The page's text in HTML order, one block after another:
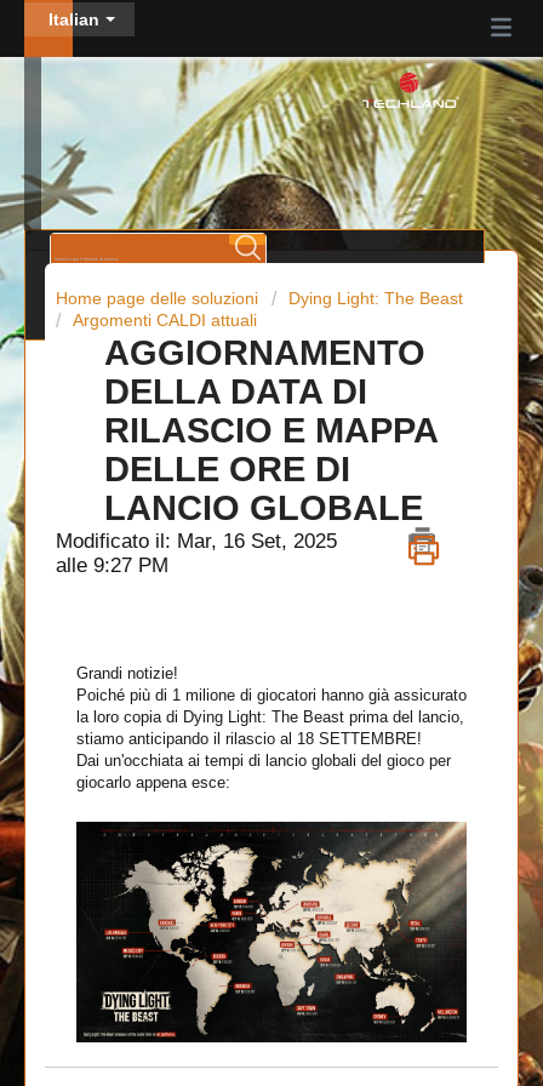
Italian
Home page delle soluzioni
Dying Light: The Beast
Argomenti CALDI attuali
AGGIORNAMENTO
DELLA DATA DI
RILASCIO E MAPPA
DELLE ORE DI
LANCIO GLOBALE
Modificato il: Mar, 16 Set, 2025
alle 9:27 PM
Grandi notizie!
Poiché più di 1 milione di giocatori hanno già assicurato
la loro copia di Dying Light: The Beast prima del lancio,
stiamo anticipando il rilascio al 18 SETTEMBRE!
Dai un'occhiata ai tempi di lancio globali del gioco per
giocarlo appena esce: